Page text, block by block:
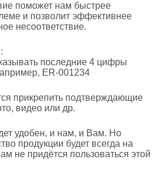
поможет нам быстрее
и позволит эффективнее
несоответствие.
последние 4 цифры
ER-001234
прикрепить подтверждающие
видео или др.
удобен, и нам, и Вам. Но
продукции будет всегда на
не придётся пользоваться этой